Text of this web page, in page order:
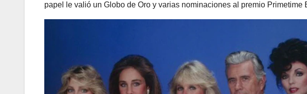
papel le valió un Globo de Oro y varias nominaciones al premio Primetime